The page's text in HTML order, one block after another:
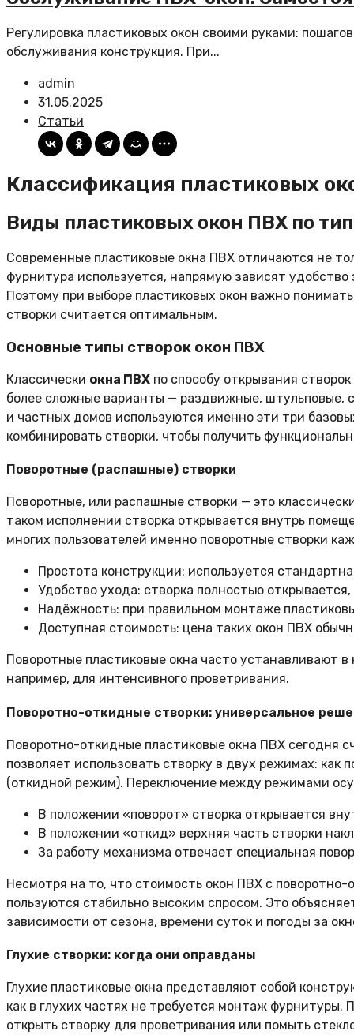
Регулировка пластиковых окон своими руками:
обслуживания конструкция. При...
admin
31.05.2025
Статьи
Классификация пластиковых
Виды пластиковых окон ПВХ по
Современные пластиковые окна ПВХ отличаются не
фурнитура используется, напрямую зависят
Поэтому при выборе пластиковых окон важно
створки считается оптимальным.
Основные типы створок окон ПВХ
Классически окна ПВХ по способу открывания
более сложные варианты — раздвижные, штульповые,
и частных домов используются именно эти три
комбинировать створки, чтобы получить
Поворотные (распашные) створки
Поворотные, или распашные створки — это
таком исполнении створка открывается внутрь
многих пользователей именно поворотные створки
Простота конструкции: используется
Удобство ухода: створка полностью
Надёжность: при правильном монтаже
Доступная стоимость: цена таких окон ПВХ
Поворотные пластиковые окна часто устанавливают
например, для интенсивного проветривания.
Поворотно-откидные створки: универсальное
Поворотно-откидные пластиковые окна ПВХ сегодня
позволяет использовать створку в двух режимах:
(откидной режим). Переключение между режимами
В положении «поворот» створка открывается
В положении «откид» верхняя часть створки
За работу механизма отвечает специальная
Несмотря на то, что стоимость окон ПВХ с
пользуются стабильно высоким спросом. Это
зависимости от сезона, времени суток и погоды за
Глухие створки: когда они оправданы
Глухие пластиковые окна представляют собой
как в глухих частях не требуется монтаж
открыть створку для проветривания или помыть